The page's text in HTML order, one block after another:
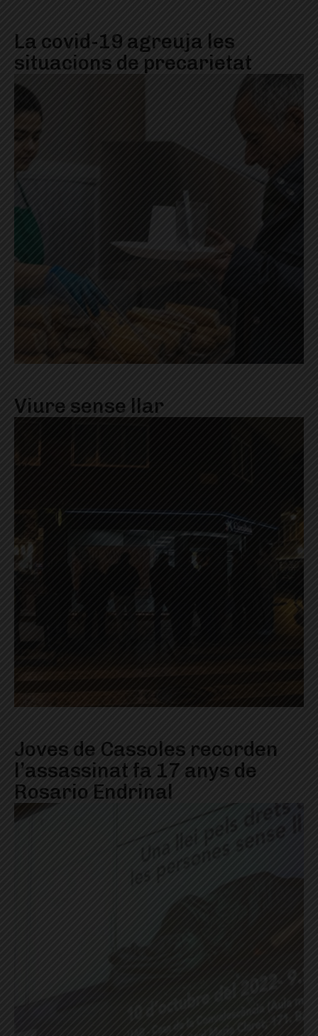
La covid-19 agreuja les
situacions de precarietat
Viure sense llar
Joves de Cassoles recorden
l’assassinat fa 17 anys de
Rosario Endrinal